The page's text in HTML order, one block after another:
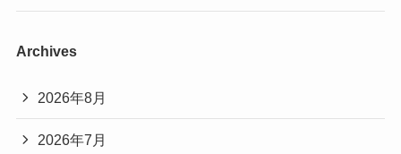
Archives
2026年8月
2026年7月